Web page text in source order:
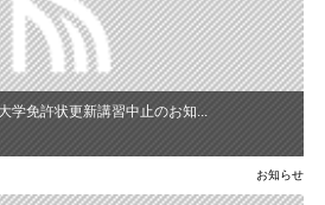
学免許状更新講習中止のお知...
お知らせ